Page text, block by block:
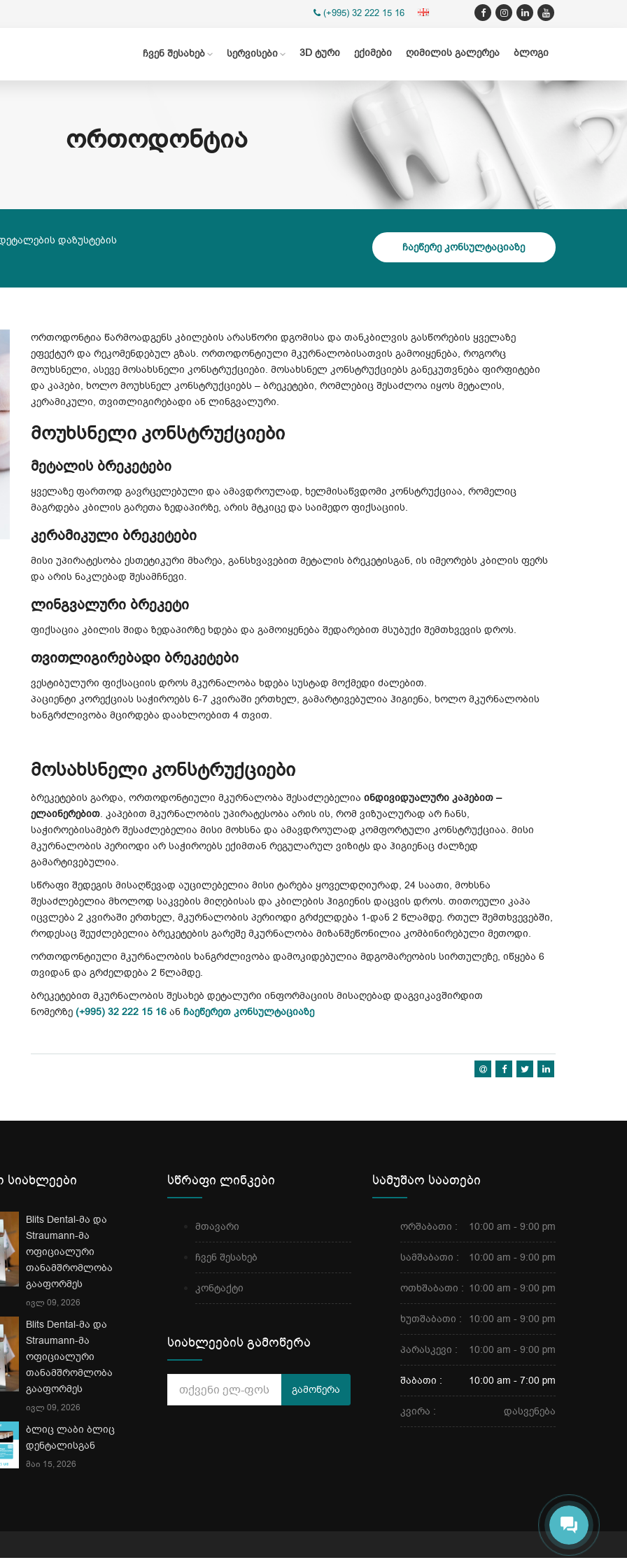
(+995) 32 222 15 16
ჩვენ შესახებ სერვისები 3D ტური ექიმები ღიმილის გალერეა ბლოგი
ᲝᲠᲗᲝᲓᲝᲜᲢᲘᲐ
დაზუსტების
ჩაეწერე კონსულტაციაზე
ორთოდონტია წარმოადგენს კბილების არასწორი დგომისა და თანკბილვის გასწორების ყველაზე
ეფექტურ და რეკომენდებულ გზას. ორთოდონტიული მკურნალობისათვის გამოიყენება, როგორც
მოუხსნელი, ასევე მოსახსნელი კონსტრუქციები. მოსახსნელ კონსტრუქციებს განეკუთვნება ფირფიტები
და კაპები, ხოლო მოუხსნელ კონსტრუქციებს – ბრეკეტები, რომლებიც შესაძლოა იყოს მეტალის,
კერამიკული, თვითლიგირებადი ან ლინგვალური.
მოუხსნელი კონსტრუქციები
მეტალის ბრეკეტები
ყველაზე ფართოდ გავრცელებული და ამავდროულად, ხელმისაწვდომი კონსტრუქციაა, რომელიც
მაგრდება კბილის გარეთა ზედაპირზე, არის მტკიცე და საიმედო ფიქსაციის.
კერამიკული ბრეკეტები
მისი უპირატესობა ესთეტიკური მხარეა, განსხვავებით მეტალის ბრეკეტისგან, ის იმეორებს კბილის ფერს
და არის ნაკლებად შესამჩნევი.
ლინგვალური ბრეკეტი
ფიქსაცია კბილის შიდა ზედაპირზე ხდება და გამოიყენება შედარებით მსუბუქი შემთხვევის დროს.
თვითლიგირებადი ბრეკეტები
ვესტიბულური ფიქსაციის დროს მკურნალობა ხდება სუსტად მოქმედი ძალებით.
პაციენტი კორექციას საჭიროებს 6-7 კვირაში ერთხელ, გამარტივებულია ჰიგიენა, ხოლო მკურნალობის
ხანგრძლივობა მცირდება დაახლოებით 4 თვით.
მოსახსნელი კონსტრუქციები
ბრეკეტების გარდა, ორთოდონტიული მკურნალობა შესაძლებელია ინდივიდუალური კაპებით –
ელაინერებით. კაპებით მკურნალობის უპირატესობა არის ის, რომ ვიზუალურად არ ჩანს,
საჭიროებისამებრ შესაძლებელია მისი მოხსნა და ამავდროულად კომფორტული კონსტრუქციაა. მისი
მკურნალობის პერიოდი არ საჭიროებს ექიმთან რეგულარულ ვიზიტს და ჰიგიენაც ძალზედ
გამარტივებულია.
სწრაფი შედეგის მისაღწევად აუცილებელია მისი ტარება ყოველდღიურად, 24 საათი, მოხსნა
შესაძლებელია მხოლოდ საკვების მიღებისას და კბილების ჰიგიენის დაცვის დროს. თითოეული კაპა
იცვლება 2 კვირაში ერთხელ, მკურნალობის პერიოდი გრძელდება 1-დან 2 წლამდე. რთულ შემთხვევებში,
როდესაც შეუძლებელია ბრეკეტების გარეშე მკურნალობა მიზანშეწონილია კომბინირებული მეთოდი.
ორთოდონტიული მკურნალობის ხანგრძლივობა დამოკიდებულია მდგომარეობის სირთულეზე, იწყება 6
თვიდან და გრძელდება 2 წლამდე.
ბრეკეტებით მკურნალობის შესახებ დეტალური ინფორმაციის მისაღებად დაგვიკავშირდით
ნომერზე (+995) 32 222 15 16 ან ჩაეწერეთ კონსულტაციაზე
Blits Dental-მა და
Straumann-მა
ოფიციალური
თანამშრომლობა
გააფორმეს
ივლ 09, 2026
Blits Dental-მა და
Straumann-მა
ოფიციალური
თანამშრომლობა
გააფორმეს
ივლ 09, 2026
ბლიც ლაბი ბლიც
დენტალისგან
მაი 15, 2026
სწრაფი ლინკები
მთავარი
ჩვენ შესახებ
კონტაქტი
სიახლეების გამოწერა
გამოწერა
სამუშაო საათები
ორშაბათი : 10:00 am - 9:00 pm
სამშაბათი : 10:00 am - 9:00 pm
ოთხშაბათი : 10:00 am - 9:00 pm
ხუთშაბათი : 10:00 am - 9:00 pm
პარასკევი : 10:00 am - 9:00 pm
შაბათი : 10:00 am - 7:00 pm
კვირა : დასვენება